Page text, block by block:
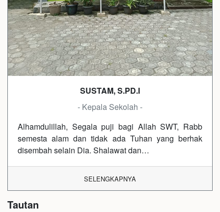
SUSTAM, S.PD.I
- Kepala Sekolah -
Alhamdulillah, Segala puji bagi Allah SWT, Rabb
semesta alam dan tidak ada Tuhan yang berhak
disembah selain Dia. Shalawat dan…
SELENGKAPNYA
Tautan